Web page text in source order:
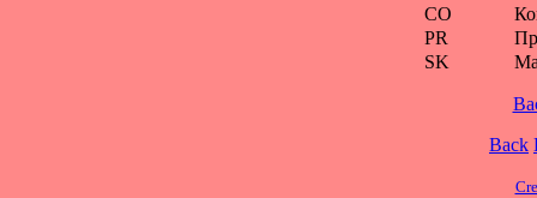
CO
PR
SK
Back